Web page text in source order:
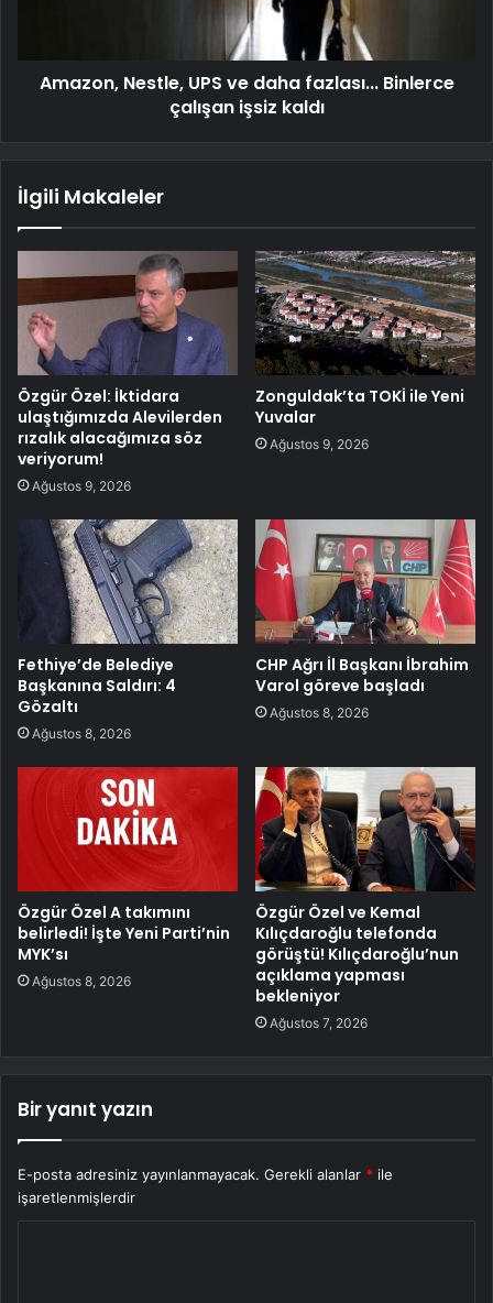
Amazon, Nestle, UPS ve daha fazlası... Binlerce
çalışan işsiz kaldı
İlgili Makaleler
Özgür Özel: İktidara
ulaştığımızda Alevilerden
rızalık alacağımıza söz
veriyorum!
Ağustos 9, 2026
Zonguldak’ta TOKİ ile Yeni
Yuvalar
Ağustos 9, 2026
Fethiye’de Belediye
Başkanına Saldırı: 4
Gözaltı
Ağustos 8, 2026
CHP Ağrı İl Başkanı İbrahim
Varol göreve başladı
Ağustos 8, 2026
Özgür Özel A takımını
belirledi! İşte Yeni Parti’nin
MYK’sı
Ağustos 8, 2026
Özgür Özel ve Kemal
Kılıçdaroğlu telefonda
görüştü! Kılıçdaroğlu’nun
açıklama yapması
bekleniyor
Ağustos 7, 2026
Bir yanıt yazın
E-posta adresiniz yayınlanmayacak. Gerekli alanlar * ile
işaretlenmişlerdir